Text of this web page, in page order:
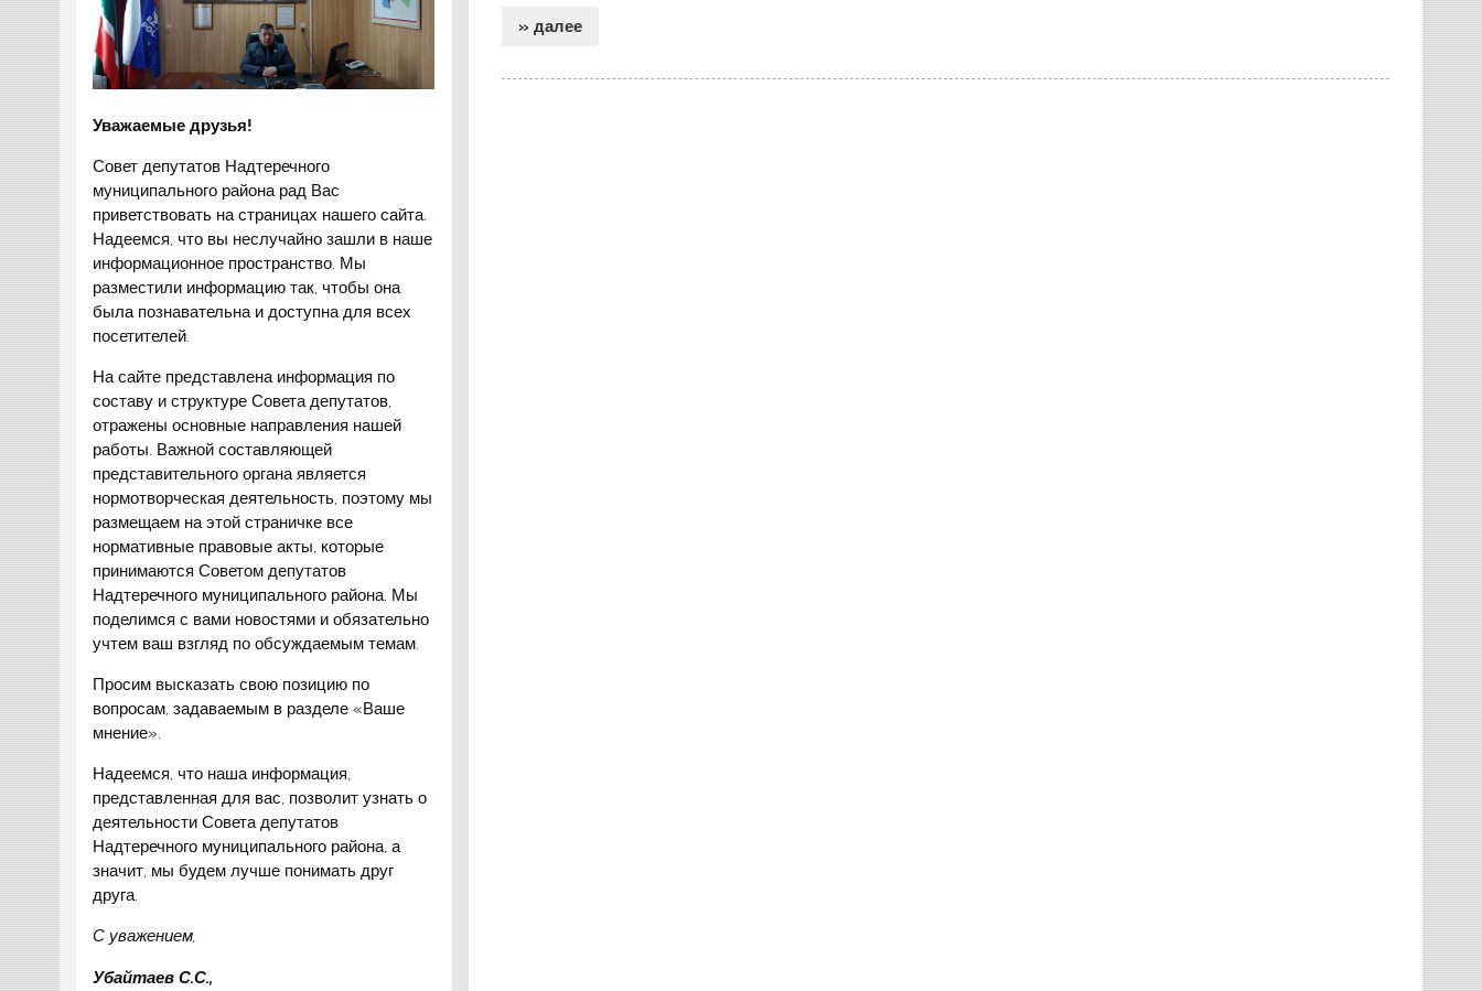
» далее
Уважаемые друзья!
Совет депутатов Надтеречного
муниципального района рад Вас
приветствовать на страницах нашего сайта.
Надеемся, что вы неслучайно зашли в наше
информационное пространство. Мы
разместили информацию так, чтобы она
была познавательна и доступна для всех
посетителей.
На сайте представлена информация по
составу и структуре Совета депутатов,
отражены основные направления нашей
работы. Важной составляющей
представительного органа является
нормотворческая деятельность, поэтому мы
размещаем на этой страничке все
нормативные правовые акты, которые
принимаются Советом депутатов
Надтеречного муниципального района. Мы
поделимся с вами новостями и обязательно
учтем ваш взгляд по обсуждаемым темам.
Просим высказать свою позицию по
вопросам, задаваемым в разделе «Ваше
мнение».
Надеемся, что наша информация,
представленная для вас, позволит узнать о
деятельности Совета депутатов
Надтеречного муниципального района, а
значит, мы будем лучше понимать друг
друга.
С уважением,
Убайтаев С.С.,